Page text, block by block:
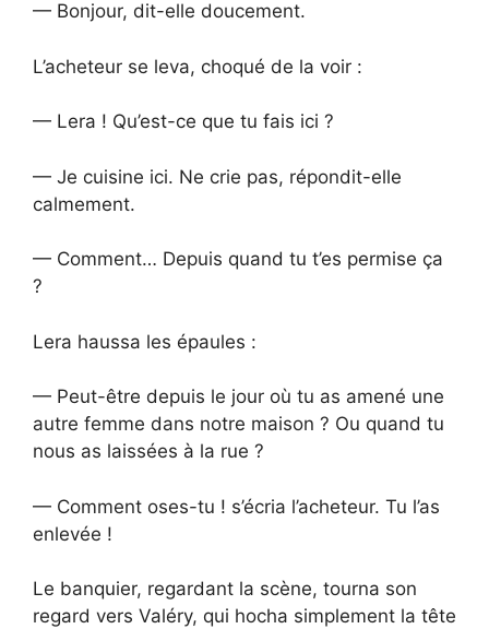
— Bonjour, dit-elle doucement.
L’acheteur se leva, choqué de la voir :
— Lera ! Qu’est-ce que tu fais ici ?
— Je cuisine ici. Ne crie pas, répondit-elle
calmement.
— Comment… Depuis quand tu t’es permise ça
?
Lera haussa les épaules :
— Peut-être depuis le jour où tu as amené une
autre femme dans notre maison ? Ou quand tu
nous as laissées à la rue ?
— Comment oses-tu ! s’écria l’acheteur. Tu l’as
enlevée !
Le banquier, regardant la scène, tourna son
regard vers Valéry, qui hocha simplement la tête